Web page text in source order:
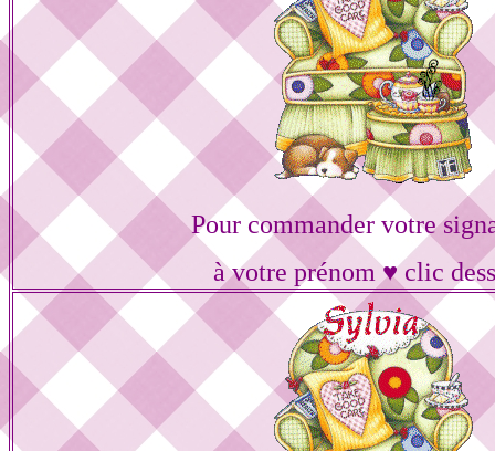
Pour commander votre
à votre prénom ♥ clic